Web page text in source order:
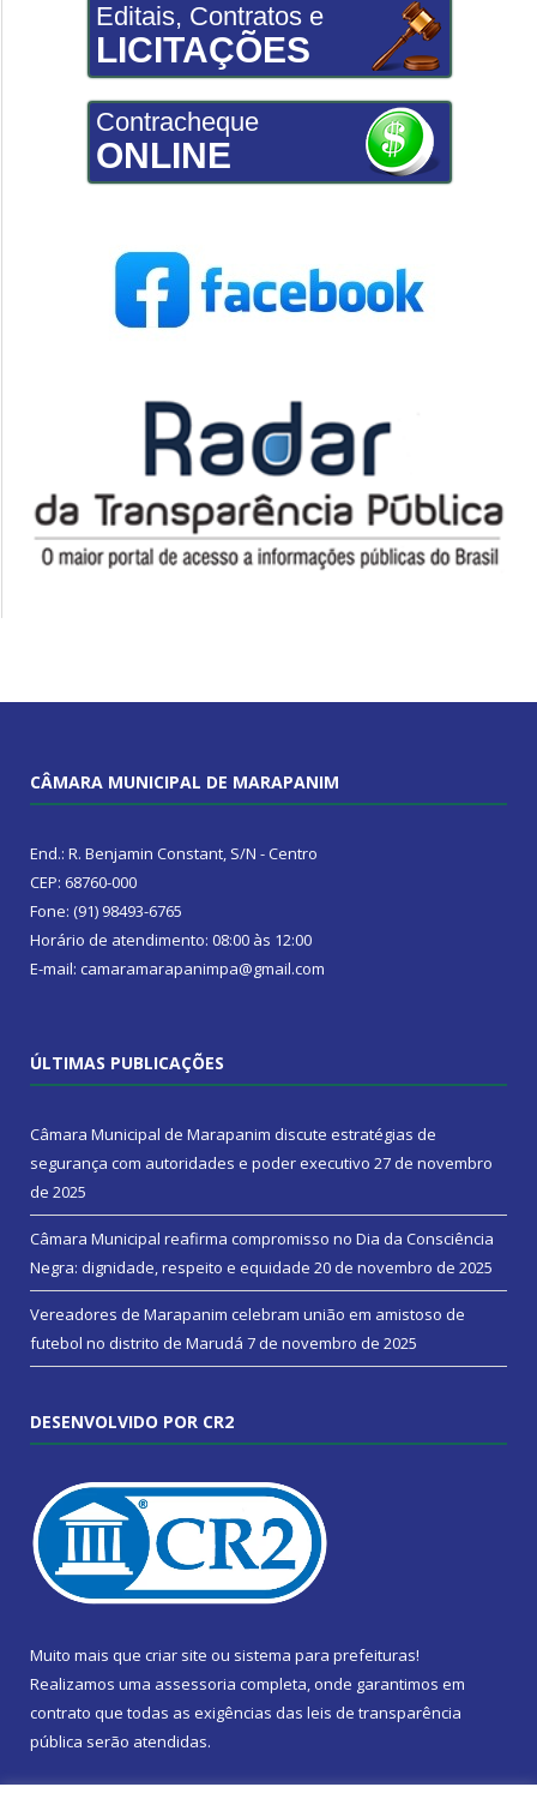
Editais, Contratos e
LICITAÇÕES
Contracheque
ONLINE
CÂMARA MUNICIPAL DE MARAPANIM
End.: R. Benjamin Constant, S/N - Centro
CEP: 68760-000
Fone: (91) 98493-6765
Horário de atendimento: 08:00 às 12:00
E-mail: camaramarapanimpa@gmail.com
ÚLTIMAS PUBLICAÇÕES
Câmara Municipal de Marapanim discute estratégias de
segurança com autoridades e poder executivo 27 de novembro
de 2025
Câmara Municipal reafirma compromisso no Dia da Consciência
Negra: dignidade, respeito e equidade 20 de novembro de 2025
Vereadores de Marapanim celebram união em amistoso de
futebol no distrito de Marudá 7 de novembro de 2025
DESENVOLVIDO POR CR2
Muito mais que criar site ou sistema para prefeituras!
Realizamos uma assessoria completa, onde garantimos em
contrato que todas as exigências das leis de transparência
pública serão atendidas.